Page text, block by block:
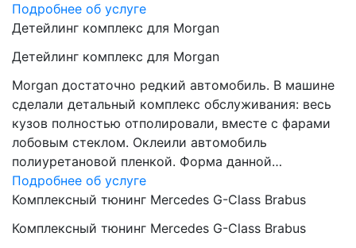
Подробнее об услуге
Детейлинг комплекс для Morgan
Детейлинг комплекс для Morgan
Morgan достаточно редкий автомобиль. В машине
сделали детальный комплекс обслуживания: весь
кузов полностью отполировали, вместе с фарами
лобовым стеклом. Оклеили автомобиль
полиуретановой пленкой. Форма данной…
Подробнее об услуге
Комплексный тюнинг Mercedes G-Class Brabus
Комплексный тюнинг Mercedes G-Class Brabus